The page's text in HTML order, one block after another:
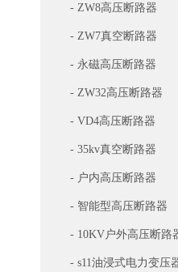
- ZW8高压断路器
- ZW7真空断路器
- 永磁高压断路器
- ZW32高压断路器
- VD4高压断路器
- 35kv真空断路器
- 户内高压断路器
- 智能型高压断路器
- 10KV户外高压断路
- s11油浸式电力变压